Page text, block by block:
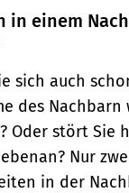
in einem
sich auch
des
Oder stört Sie
Nur
in der